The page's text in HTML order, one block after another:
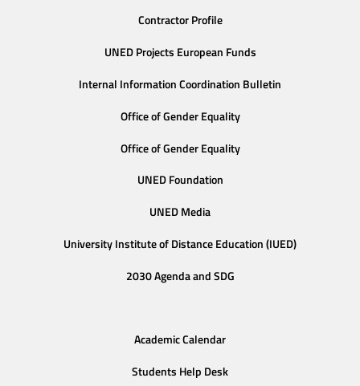
Contractor Profile
UNED Projects European Funds
Internal Information Coordination Bulletin
Office of Gender Equality
Office of Gender Equality
UNED Foundation
UNED Media
University Institute of Distance Education (IUED)
2030 Agenda and SDG
Academic Calendar
Students Help Desk